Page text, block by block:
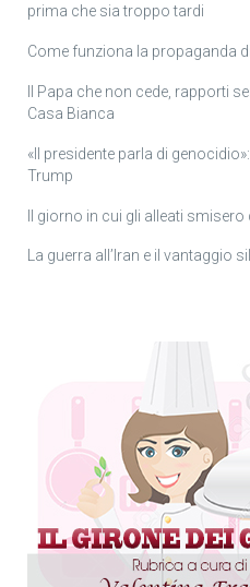
prima che sia troppo tardi
Come funziona la propaganda
Il Papa che non cede, rapporti
Casa Bianca
«Il presidente parla di
Trump
Il giorno in cui gli alleati smisero
La guerra all’Iran e il vantaggio